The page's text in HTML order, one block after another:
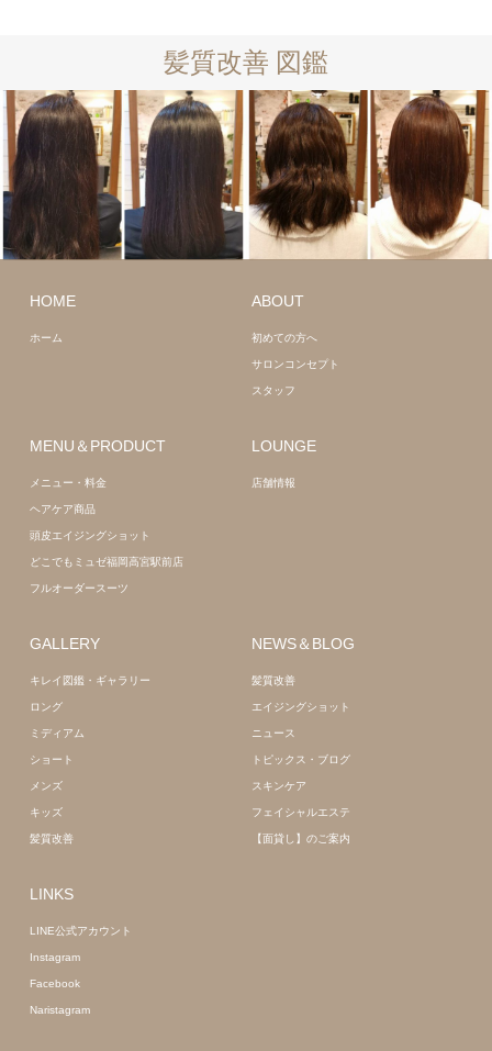
髪質改善 図鑑
HOME
ホーム
ABOUT
初めての方へ
サロンコンセプト
スタッフ
MENU＆PRODUCT
メニュー・料金
ヘアケア商品
頭皮エイジングショット
どこでもミュゼ福岡高宮駅前店
フルオーダースーツ
LOUNGE
店舗情報
GALLERY
キレイ図鑑・ギャラリー
ロング
ミディアム
ショート
メンズ
キッズ
髪質改善
NEWS＆BLOG
髪質改善
エイジングショット
ニュース
トピックス・ブログ
スキンケア
フェイシャルエステ
【面貸し】のご案内
LINKS
LINE公式アカウント
Instagram
Facebook
Naristagram